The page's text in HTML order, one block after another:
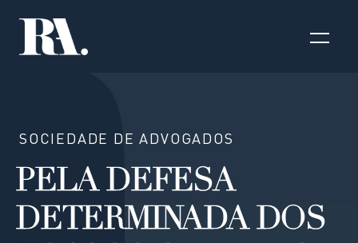
SOCIEDADE DE ADVOGADOS
PELA DEFESA
DETERMINADA DOS